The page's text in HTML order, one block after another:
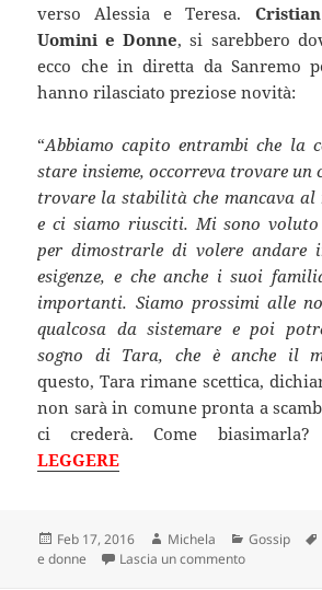
verso Alessia e Teresa.
Uomini e Donne, si sarebbero
ecco che in diretta da Sanremo
hanno rilasciato preziose novità:
“Abbiamo capito entrambi che la
stare insieme, occorreva trovare un
trovare la stabilità che mancava
e ci siamo riusciti. Mi sono
per dimostrarle di volere andare
esigenze, e che anche i suoi
importanti. Siamo prossimi alle
qualcosa da sistemare e poi
sogno di Tara, che è anche il
questo, Tara rimane scettica,
non sarà in comune pronta a
ci crederà. Come biasimarla?
LEGGERE
Scritto
il
Feb 17, 2016 Autore
Michela Categorie
Gossip
e donne
Lascia un commentosu Uomini e